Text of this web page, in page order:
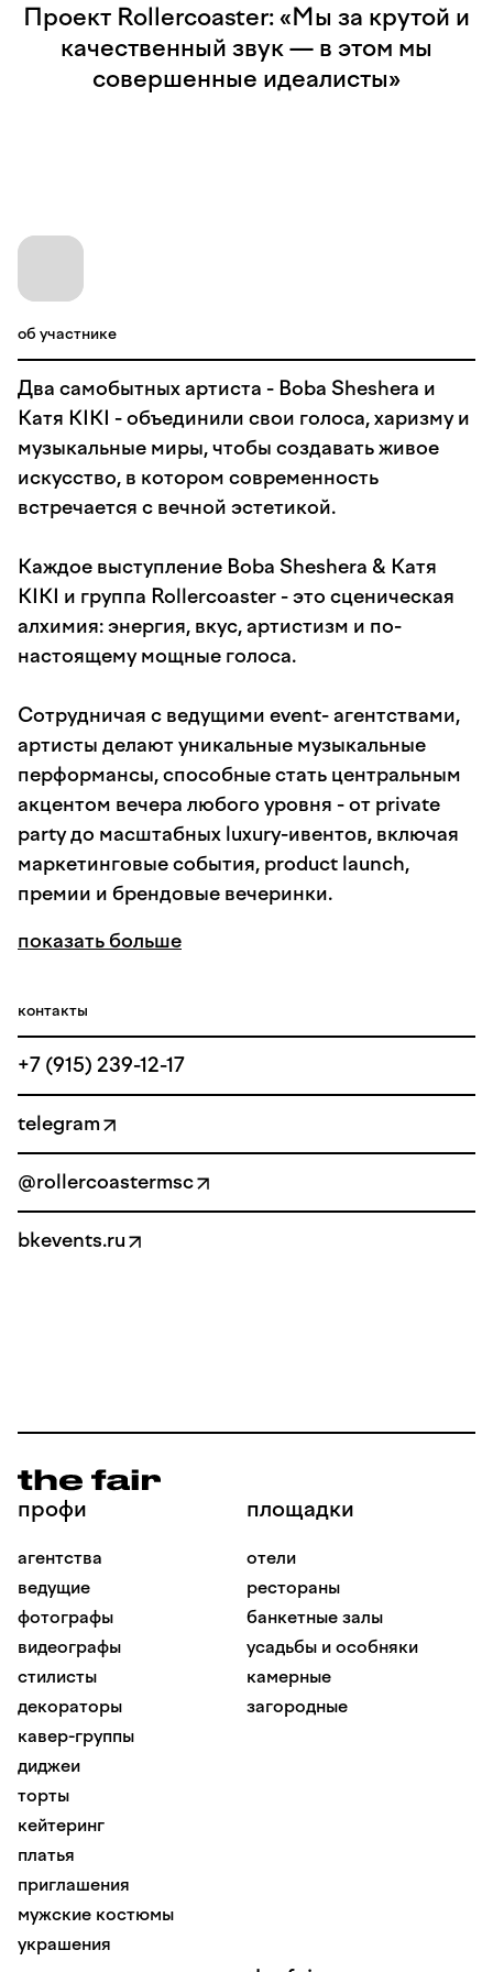
Проект Rollercoaster: «Мы за крутой и
качественный звук — в этом мы
совершенные идеалисты»
об участнике
Два самобытных артиста - Boba Sheshera и
Катя KIKI - объединили свои голоса, харизму и
музыкальные миры, чтобы создавать живое
искусство, в котором современность
встречается с вечной эстетикой.
Каждое выступление Boba Sheshera & Катя
KIKI и группа Rollercoaster - это сценическая
алхимия: энергия, вкус, артистизм и по-
настоящему мощные голоса.
Сотрудничая с ведущими event- агентствами,
артисты делают уникальные музыкальные
перформансы, способные стать центральным
акцентом вечера любого уровня - от private
party до масштабных luxury-ивентов, включая
маркетинговые события, product launch,
премии и брендовые вечеринки.
показать больше
контакты
+7 (915) 239-12-17
telegram
@rollercoastermsc
bkevents.ru
профи
агентства
ведущие
фотографы
видеографы
стилисты
декораторы
кавер-группы
диджеи
торты
кейтеринг
платья
приглашения
мужские костюмы
украшения
площадки
отели
рестораны
банкетные залы
усадьбы и особняки
камерные
загородные